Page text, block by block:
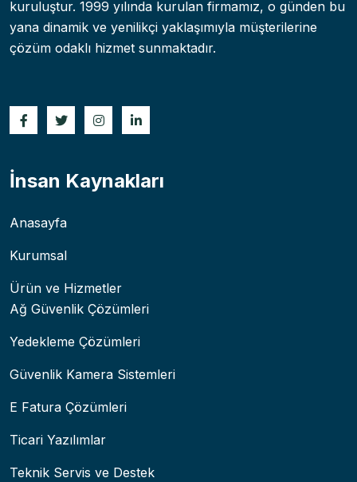
kuruluştur. 1999 yılında kurulan firmamız, o günden bu
yana dinamik ve yenilikçi yaklaşımıyla müşterilerine
çözüm odaklı hizmet sunmaktadır.
İnsan Kaynakları
Anasayfa
Kurumsal
Ürün ve Hizmetler
Ağ Güvenlik Çözümleri
Yedekleme Çözümleri
Güvenlik Kamera Sistemleri
E Fatura Çözümleri
Ticari Yazılımlar
Teknik Servis ve Destek